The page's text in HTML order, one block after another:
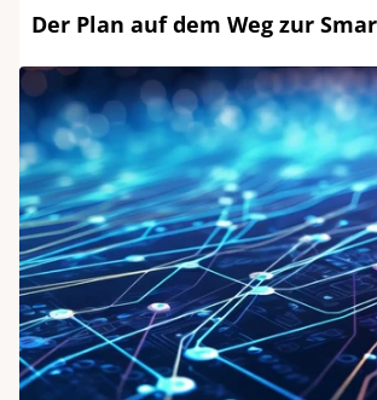
Der Plan auf dem Weg zur